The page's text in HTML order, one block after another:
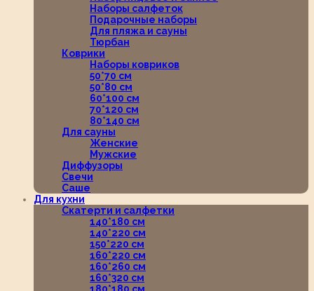
Наборы салфеток
Подарочные наборы
Для пляжа и сауны
Тюрбан
Коврики
Наборы ковриков
50*70 см
50*80 см
60*100 см
70*120 см
80*140 см
Для сауны
Женские
Мужские
Диффузоры
Свечи
Саше
Для кухни
Скатерти и салфетки
140*180 см
140*220 см
150*220 см
160*220 см
160*260 см
160*320 см